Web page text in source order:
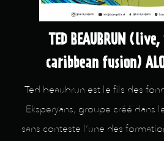
TED BEAUBRUN
caribbean fusion)
Ted beaubrun est le fils des
Eksperyans, groupe créé dans
sans conteste l‘une des